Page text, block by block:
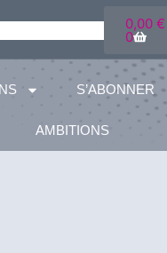
0,00€
0
S’ABONNER
AMBITIONS